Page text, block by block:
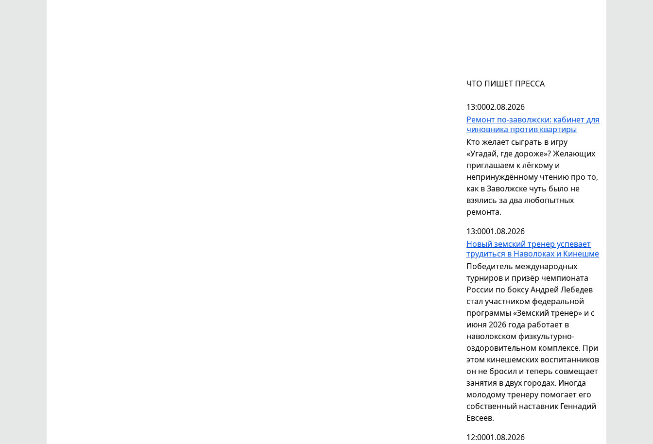
ЧТО ПИШЕТ ПРЕССА
13:0002.08.2026
Ремонт по-заволжски: кабинет для
чиновника против квартиры
Кто желает сыграть в игру
«Угадай, где дороже»? Желающих
приглашаем к лёгкому и
непринуждённому чтению про то,
как в Заволжске чуть было не
взялись за два любопытных
ремонта.
13:0001.08.2026
Новый земский тренер успевает
трудиться в Наволоках и Кинешме
Победитель международных
турниров и призёр чемпионата
России по боксу Андрей Лебедев
стал участником федеральной
программы «Земский тренер» и с
июня 2026 года работает в
наволокском физкультурно-
оздоровительном комплексе. При
этом кинешемских воспитанников
он не бросил и теперь совмещает
занятия в двух городах. Иногда
молодому тренеру помогает его
собственный наставник Геннадий
Евсеев.
12:0001.08.2026